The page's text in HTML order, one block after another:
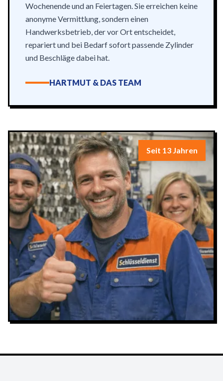
Wochenende und an Feiertagen. Sie erreichen keine
anonyme Vermittlung, sondern einen
Handwerksbetrieb, der vor Ort entscheidet,
repariert und bei Bedarf sofort passende Zylinder
und Beschläge dabei hat.
HARTMUT & DAS TEAM
Seit 13 Jahren